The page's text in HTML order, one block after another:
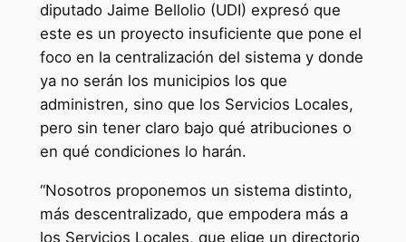
diputado Jaime Bellolio (UDI) expresó que
este es un proyecto insuficiente que pone el
foco en la centralización del sistema y donde
ya no serán los municipios los que
administren, sino que los Servicios Locales,
pero sin tener claro bajo qué atribuciones o
en qué condiciones lo harán.
“Nosotros proponemos un sistema distinto,
más descentralizado, que empodera más a
los Servicios Locales, que elige un directorio